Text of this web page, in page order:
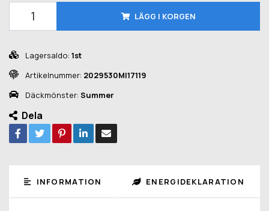
LÄGG I KORGEN
Lagersaldo: 1st
Artikelnummer: 2029530MI17119
Däckmönster: Summer
Dela
INFORMATION ENERGIDEKLARATION